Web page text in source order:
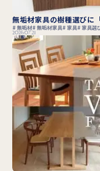
無垢材家具の樹種選びに
無垢材 無垢材家具 家具 家具選
2026.07.21